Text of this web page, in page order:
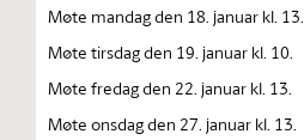
Møte mandag den 18. januar kl. 13.
Møte tirsdag den 19. januar kl. 10.
Møte fredag den 22. januar kl. 13.
Møte onsdag den 27. januar kl. 13.